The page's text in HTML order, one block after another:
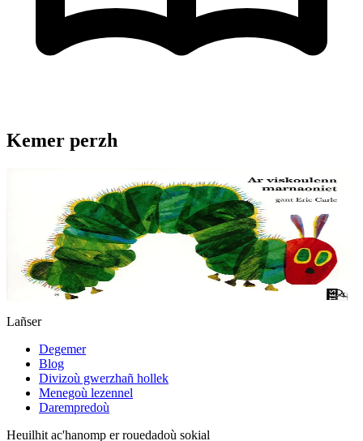
Kemer perzh
Ar viskoulenn marnaoniet
Naon-du he deus ar viskoulennig. Krignat boued a ra a-hed ar
sizhun ken ma teu poan-gof dezhi. Penaos e troio an traoù eviti ?
Tremen 40 vloaz zo e ra berzh an...
6,00 €
Lañser
Degemer
Blog
Divizoù gwerzhañ hollek
Menegoù lezennel
Darempredoù
Heuilhit ac'hanomp er rouedadoù sokial